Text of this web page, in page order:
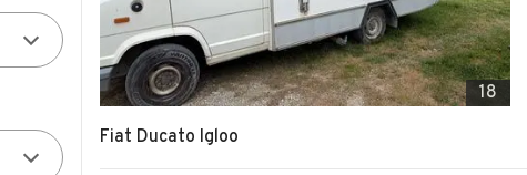
18
Fiat Ducato Igloo